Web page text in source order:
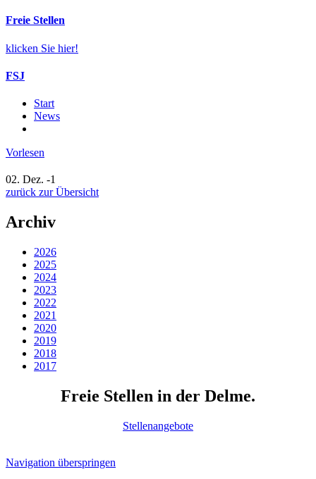
Freie Stellen
klicken Sie hier!
FSJ
Start
News
Vorlesen
02. Dez. -1
zurück zur Übersicht
Archiv
2026
2025
2024
2023
2022
2021
2020
2019
2018
2017
Freie Stellen in der Delme.
Stellenangebote
Navigation überspringen